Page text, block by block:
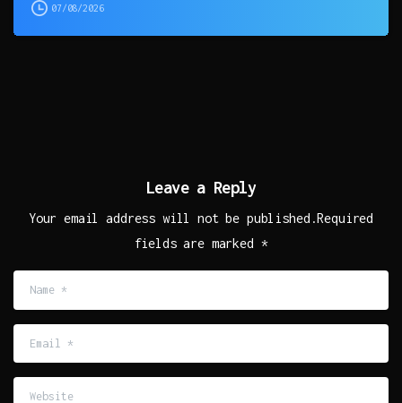
07/08/2026
Leave a Reply
Your email address will not be published.Required
fields are marked *
*
Website